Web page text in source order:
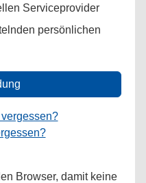
Serviceprovider
persönlichen
Browser, damit keine